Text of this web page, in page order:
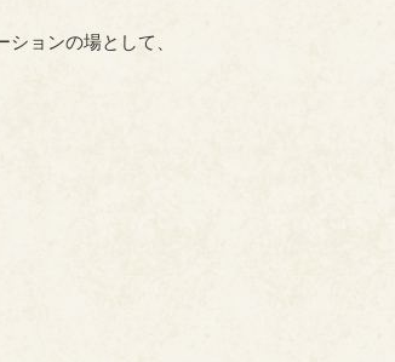
ョンの場として、